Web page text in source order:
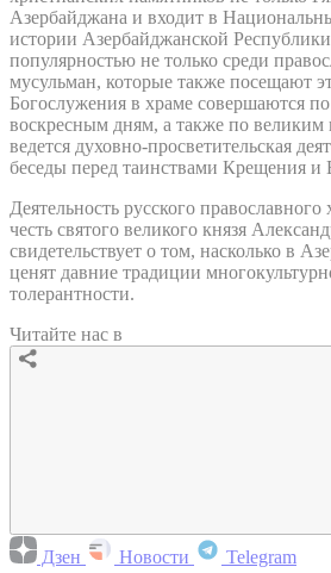
Азербайджана и входит в
истории Азербайджанской
популярностью не только среди
мусульман, которые также посещают
Богослужения в храме совершаются
воскресным дням, а также по великим
ведется духовно-просветительская
беседы перед таинствами Крещения и
Деятельность русского
честь святого великого князя
свидетельствует о том, насколько в
ценят давние традиции
толерантности.
Читайте нас в
Дзен Новости Telegram